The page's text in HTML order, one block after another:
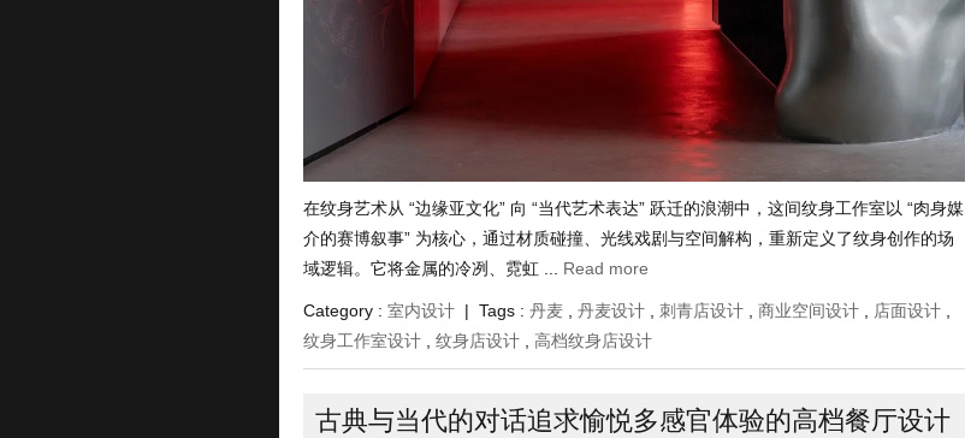
在纹身艺术从 “边缘亚文化” 向 “当代艺术表达” 跃迁的浪潮中，这间纹身工作室以 “肉身媒
介的赛博叙事” 为核心，通过材质碰撞、光线戏剧与空间解构，重新定义了纹身创作的场
域逻辑。它将金属的冷冽、霓虹 ... Read more
Category : 室内设计| Tags : 丹麦, 丹麦设计, 刺青店设计, 商业空间设计, 店面设计,
纹身工作室设计, 纹身店设计, 高档纹身店设计
古典与当代的对话追求愉悦多感官体验的高档餐厅设计